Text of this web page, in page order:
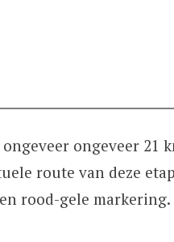
ongeveer 21
route van deze
rood-gele